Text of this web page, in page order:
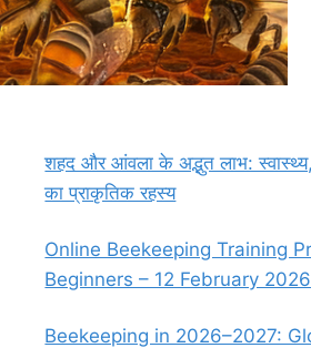
शहद और आंवला के अद्भुत लाभ: स्वास्थ्य,
का प्राकृतिक रहस्य
Online Beekeeping Training
Beginners – 12 February 2026
Beekeeping in 2026–2027: